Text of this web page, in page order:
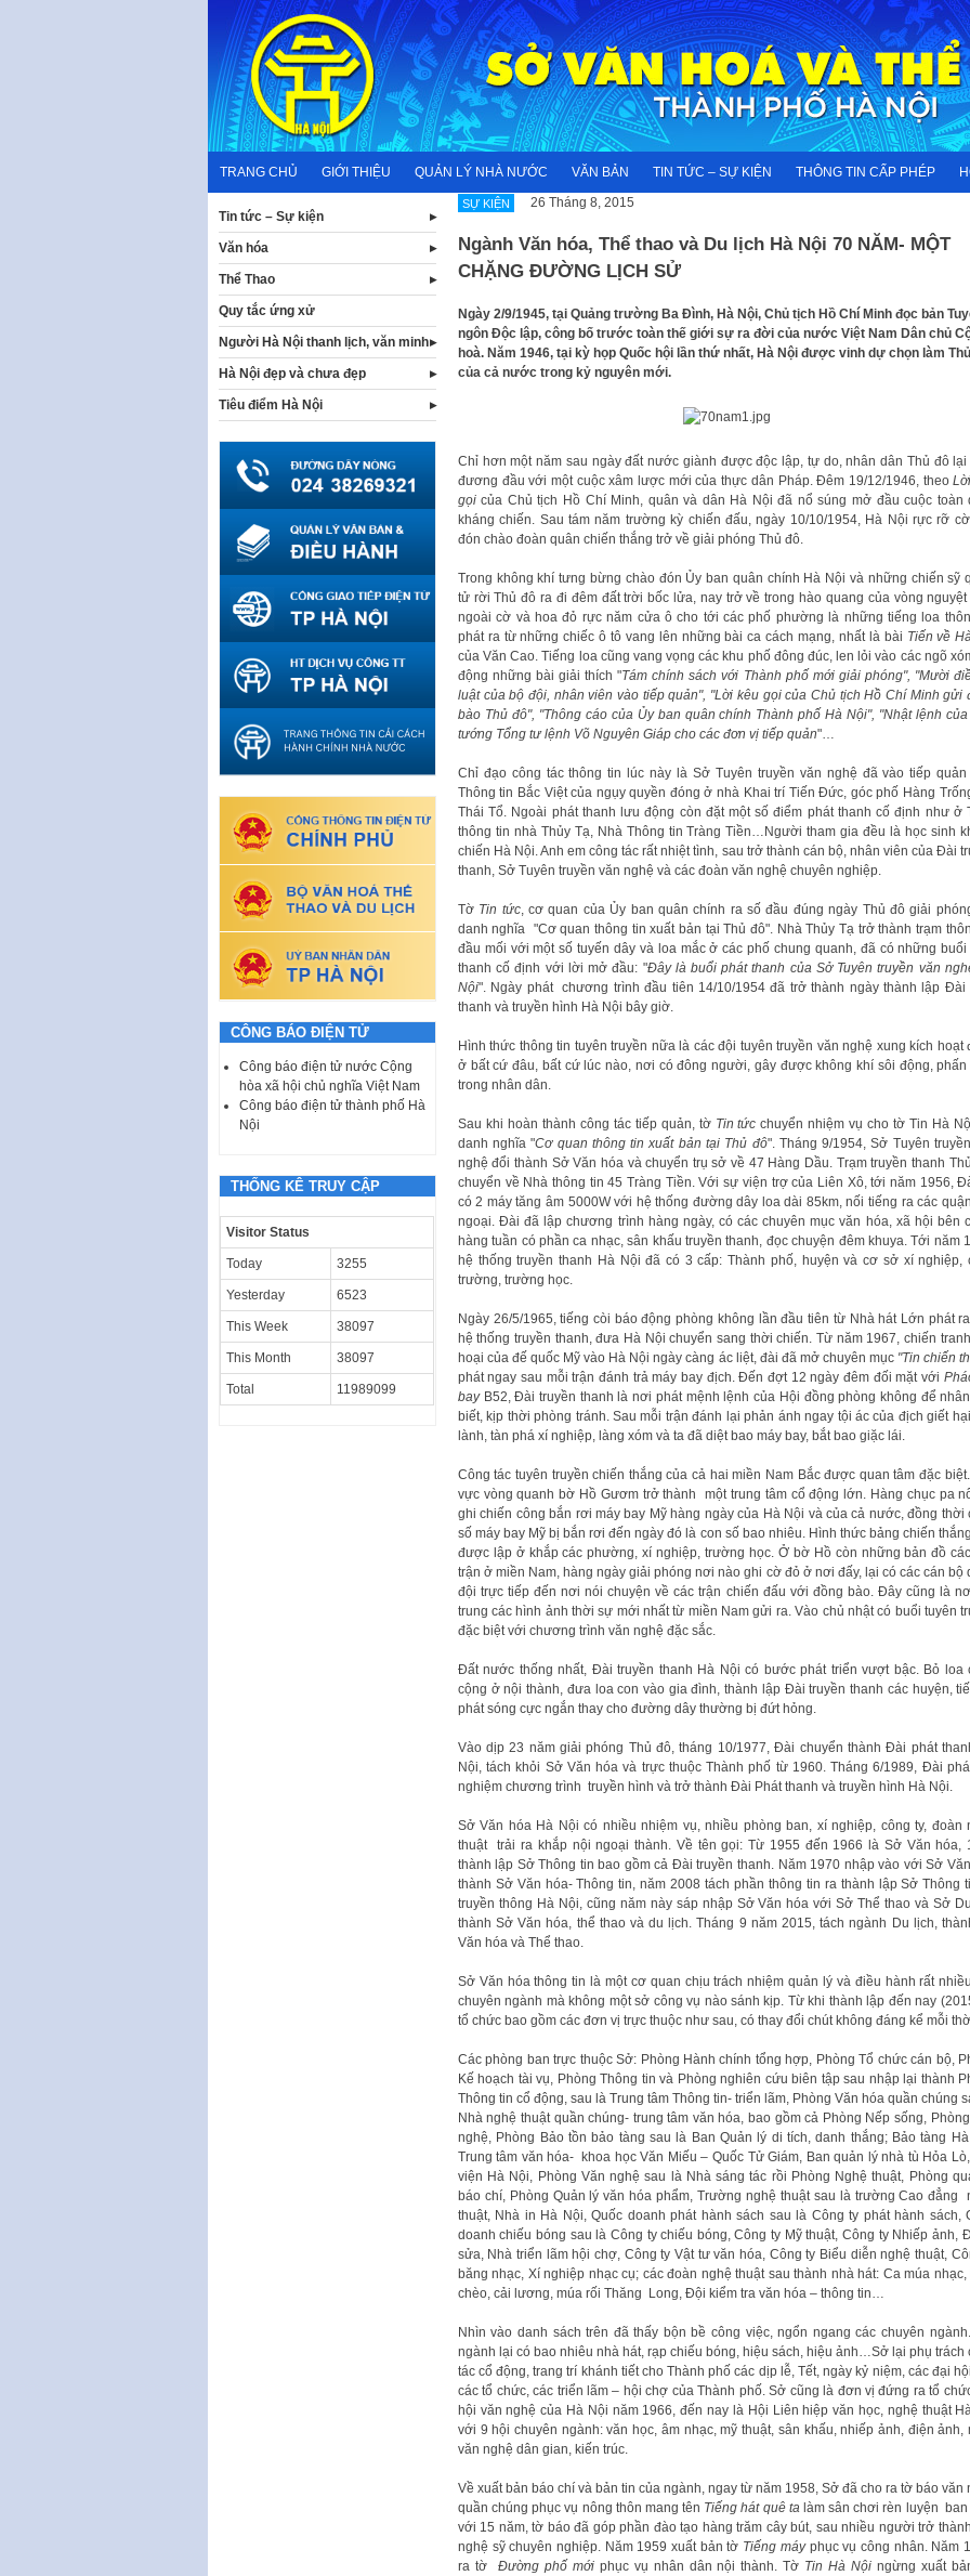
content
TRANG CHỦ GIỚI THIỆU QUẢN LÝ NHÀ NƯỚC VĂN BẢN TIN TỨC – SỰ KIỆN THÔNG TIN CẤP PHÉP
SỰ KIỆN 26 Tháng 8, 2015
Ngành Văn hóa, Thể thao và Du lịch Hà Nội 70 NĂM- MỘT
CHẶNG ĐƯỜNG LỊCH SỬ
​Ngày 2/9/1945, tại Quảng trường Ba Đình, Hà Nội, Chủ tịch Hồ Chí Minh đọc bản
ngôn Độc lập, công bố trước toàn thế giới sự ra đời của nước Việt Nam Dân chủ
hoà. Năm 1946, tại kỳ họp Quốc hội lần thứ nhất, Hà Nội được vinh dự chọn làm
của cả nước trong kỷ nguyên mới.
Chỉ hơn một năm sau ngày đất nước giành được độc lập, tự do, nhân dân Thủ đô lại
đương đầu với một cuộc xâm lược mới của thực dân Pháp. Đêm 19/12/1946, theo
gọicủa Chủ tịch Hồ Chí Minh, quân và dân Hà Nội đã nổ súng mở đầu cuộc toàn
kháng chiến. Sau tám năm trường kỳ chiến đấu, ngày 10/10/1954, Hà Nội rực rỡ
đón chào đoàn quân chiến thắng trở về giải phóng Thủ đô.
Trong không khí tưng bừng chào đón Ủy ban quân chính Hà Nội và những chiến sỹ
tử rời Thủ đô ra đi đêm đất trời bốc lửa, nay trở về trong hào quang của vòng nguyệt
ngoài cờ và hoa đỏ rực năm cửa ô cho tới các phố phường là những tiếng loa
phát ra từ những chiếc ô tô vang lên những bài ca cách mạng, nhất là bài Tiến về
của Văn Cao. Tiếng loa cũng vang vọng các khu phố đông đúc, len lỏi vào các ngõ
động những bài giải thích "Tám chính sách với Thành phố mới giải phóng", "Mười
luật của bộ đội, nhân viên vào tiếp quản", "Lời kêu gọi của Chủ tịch Hồ Chí Minh gửi
bào Thủ đô", "Thông cáo của Ủy ban quân chính Thành phố Hà Nội", "Nhật lệnh của
tướng Tổng tư lệnh Võ Nguyên Giáp cho các đơn vị tiếp quản"…
Chỉ đạo công tác thông tin lúc này là Sở Tuyên truyền văn nghệ đã vào tiếp quản
Thông tin Bắc Việt của ngụy quyền đóng ở nhà Khai trí Tiến Đức, góc phố Hàng
Thái Tổ. Ngoài phát thanh lưu động còn đặt một số điểm phát thanh cố định như ở
thông tin nhà Thủy Tạ, Nhà Thông tin Tràng Tiền…Người tham gia đều là học sinh
chiến Hà Nội. Anh em công tác rất nhiệt tình, sau trở thành cán bộ, nhân viên của Đài
thanh, Sở Tuyên truyền văn nghệ và các đoàn văn nghệ chuyên nghiệp.
Tờ Tin tức, cơ quan của Ủy ban quân chính ra số đầu đúng ngày Thủ đô giải
danh nghĩa "Cơ quan thông tin xuất bản tại Thủ đô". Nhà Thủy Tạ trở thành trạm
đầu mối với một số tuyến dây và loa mắc ở các phố chung quanh, đã có những buổi
thanh cố định với lời mở đầu: "Đây là buổi phát thanh của Sở Tuyên truyền văn
Nội". Ngày phát chương trình đầu tiên 14/10/1954 đã trở thành ngày thành lập Đài
thanh và truyền hình Hà Nội bây giờ.
Hình thức thông tin tuyên truyền nữa là các đội tuyên truyền văn nghệ xung kích hoạt
ở bất cứ đâu, bất cứ lúc nào, nơi có đông người, gây được không khí sôi động, phấn
trong nhân dân.
Sau khi hoàn thành công tác tiếp quản, tờ Tin tức chuyển nhiệm vụ cho tờ Tin Hà
danh nghĩa "Cơ quan thông tin xuất bản tại Thủ đô". Tháng 9/1954, Sở Tuyên
nghệ đổi thành Sở Văn hóa và chuyển trụ sở về 47 Hàng Dầu. Trạm truyền thanh
chuyển về Nhà thông tin 45 Tràng Tiền. Với sự viện trợ của Liên Xô, tới năm 1956,
có 2 máy tăng âm 5000W với hệ thống đường dây loa dài 85km, nối tiếng ra các
ngoại. Đài đã lập chương trình hàng ngày, có các chuyên mục văn hóa, xã hội bên
hàng tuần có phần ca nhạc, sân khấu truyền thanh, đọc chuyện đêm khuya. Tới năm
hệ thống truyền thanh Hà Nội đã có 3 cấp: Thành phố, huyện và cơ sở xí nghiệp,
trường, trường học.
Ngày 26/5/1965, tiếng còi báo động phòng không lần đầu tiên từ Nhà hát Lớn phát
hệ thống truyền thanh, đưa Hà Nội chuyển sang thời chiến. Từ năm 1967, chiến
hoại của đế quốc Mỹ vào Hà Nội ngày càng ác liệt, đài đã mở chuyên mục "Tin chiến
phát ngay sau mỗi trận đánh trả máy bay địch. Đến đợt 12 ngày đêm đối mặt với
bayB52, Đài truyền thanh là nơi phát mệnh lệnh của Hội đồng phòng không để
biết, kịp thời phòng tránh. Sau mỗi trận đánh lại phản ánh ngay tội ác của địch giết
lành, tàn phá xí nghiệp, làng xóm và ta đã diệt bao máy bay, bắt bao giặc lái.
Công tác tuyên truyền chiến thắng của cả hai miền Nam Bắc được quan tâm đặc
vực vòng quanh bờ Hồ Gươm trở thành một trung tâm cổ động lớn. Hàng chục pa
ghi chiến công bắn rơi máy bay Mỹ hàng ngày của Hà Nội và của cả nước, đồng thời
số máy bay Mỹ bị bắn rơi đến ngày đó là con số bao nhiêu. Hình thức bảng chiến
được lập ở khắp các phường, xí nghiệp, trường học. Ở bờ Hồ còn những bản đồ
trận ở miền Nam, hàng ngày giải phóng nơi nào ghi cờ đỏ ở nơi đấy, lại có các cán bộ
đội trực tiếp đến nơi nói chuyện về các trận chiến đấu với đồng bào. Đây cũng là
trung các hình ảnh thời sự mới nhất từ miền Nam gửi ra. Vào chủ nhật có buổi tuyên
đặc biệt với chương trình văn nghệ đặc sắc.
Đất nước thống nhất, Đài truyền thanh Hà Nội có bước phát triển vượt bậc. Bỏ loa
cộng ở nội thành, đưa loa con vào gia đình, thành lập Đài truyền thanh các huyện,
phát sóng cực ngắn thay cho đường dây thường bị đứt hỏng.
Vào dịp 23 năm giải phóng Thủ đô, tháng 10/1977, Đài chuyển thành Đài phát
Nội, tách khỏi Sở Văn hóa và trực thuộc Thành phố từ 1960. Tháng 6/1989, Đài
nghiệm chương trình truyền hình và trở thành Đài Phát thanh và truyền hình Hà Nội.
Sở Văn hóa Hà Nội có nhiều nhiệm vụ, nhiều phòng ban, xí nghiệp, công ty, đoàn
thuật trải ra khắp nội ngoại thành. Về tên gọi: Từ 1955 đến 1966 là Sở Văn hóa,
thành lập Sở Thông tin bao gồm cả Đài truyền thanh. Năm 1970 nhập vào với Sở
thành Sở Văn hóa- Thông tin, năm 2008 tách phần thông tin ra thành lập Sở Thông
truyền thông Hà Nội, cũng năm này sáp nhập Sở Văn hóa với Sở Thể thao và Sở
thành Sở Văn hóa, thể thao và du lịch. Tháng 9 năm 2015, tách ngành Du lịch,
Văn hóa và Thể thao.
Sở Văn hóa thông tin là một cơ quan chịu trách nhiệm quản lý và điều hành rất
chuyên ngành mà không một sở công vụ nào sánh kịp. Từ khi thành lập đến nay
tổ chức bao gồm các đơn vị trực thuộc như sau, có thay đổi chút không đáng kể mỗi
Các phòng ban trực thuộc Sở: Phòng Hành chính tổng hợp, Phòng Tổ chức cán bộ,
Kế hoạch tài vụ, Phòng Thông tin và Phòng nghiên cứu biên tập sau nhập lại thành
Thông tin cổ động, sau là Trung tâm Thông tin- triển lãm, Phòng Văn hóa quần chúng
Nhà nghệ thuật quần chúng- trung tâm văn hóa, bao gồm cả Phòng Nếp sống,
nghệ, Phòng Bảo tồn bảo tàng sau là Ban Quản lý di tích, danh thắng; Bảo tàng Hà
Trung tâm văn hóa- khoa học Văn Miếu – Quốc Tử Giám, Ban quản lý nhà tù Hỏa
viện Hà Nội, Phòng Văn nghệ sau là Nhà sáng tác rồi Phòng Nghệ thuật, Phòng
báo chí, Phòng Quản lý văn hóa phẩm, Trường nghệ thuật sau là trường Cao đẳng
thuật, Nhà in Hà Nội, Quốc doanh phát hành sách sau là Công ty phát hành sách,
doanh chiếu bóng sau là Công ty chiếu bóng, Công ty Mỹ thuật, Công ty Nhiếp ảnh,
sửa, Nhà triển lãm hội chợ, Công ty Vật tư văn hóa, Công ty Biểu diễn nghệ thuật,
băng nhạc, Xí nghiệp nhạc cụ; các đoàn nghệ thuật sau thành nhà hát: Ca múa nhạc,
chèo, cải lương, múa rối Thăng Long, Đội kiểm tra văn hóa – thông tin…
Nhìn vào danh sách trên đã thấy bộn bề công việc, ngổn ngang các chuyên
ngành lại có bao nhiêu nhà hát, rạp chiếu bóng, hiệu sách, hiệu ảnh…Sở lại phụ trách
tác cổ động, trang trí khánh tiết cho Thành phố các dịp lễ, Tết, ngày kỷ niệm, các đại
các tổ chức, các triển lãm – hội chợ của Thành phố. Sở cũng là đơn vị đứng ra tổ
hội văn nghệ của Hà Nội năm 1966, đến nay là Hội Liên hiệp văn học, nghệ thuật
với 9 hội chuyên ngành: văn học, âm nhạc, mỹ thuật, sân khấu, nhiếp ảnh, điện ảnh,
văn nghệ dân gian, kiến trúc.
Về xuất bản báo chí và bản tin của ngành, ngay từ năm 1958, Sở đã cho ra tờ báo văn
quần chúng phục vụ nông thôn mang tên Tiếng hát quê ta làm sân chơi rèn luyện ban
với 15 năm, tờ báo đã góp phần đào tạo hàng trăm cây bút, sau nhiều người trở
nghệ sỹ chuyên nghiệp. Năm 1959 xuất bản tờ Tiếng máyphục vụ công nhân. Năm
ra tờ Đường phố mớiphục vụ nhân dân nội thành. Tờ Tin Hà Nội ngừng xuất
Tin tức – Sự kiện
Văn hóa
Thể Thao
Quy tắc ứng xử
Người Hà Nội thanh lịch, văn minh
Hà Nội đẹp và chưa đẹp
Tiêu điểm Hà Nội
CÔNG BÁO ĐIỆN TỬ
Công báo điện tử nước Cộng
hòa xã hội chủ nghĩa Việt Nam
Công báo điện tử thành phố Hà
Nội
THỐNG KÊ TRUY CẬP
Visitor Status
Today 3255
Yesterday 6523
This Week 38097
This Month 38097
Total 11989099